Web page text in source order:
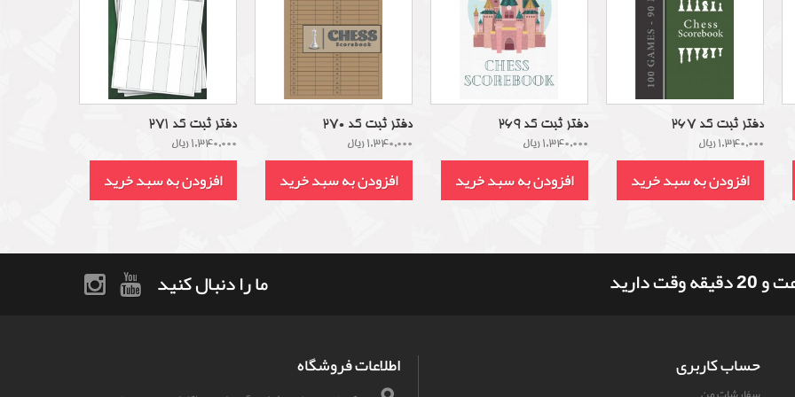
دفتر ثبت کد 271
1,340,000 ریال
افزودن به سبد خرید
دفتر ثبت کد 270
1,340,000 ریال
افزودن به سبد خرید
دفتر ثبت کد 269
1,340,000 ریال
افزودن به سبد خرید
دفتر ثبت کد 267
1,340,000 ریال
افزودن به سبد خرید
ما را دنبال کنید
حساب کاربری اطلاعات فروشگاه